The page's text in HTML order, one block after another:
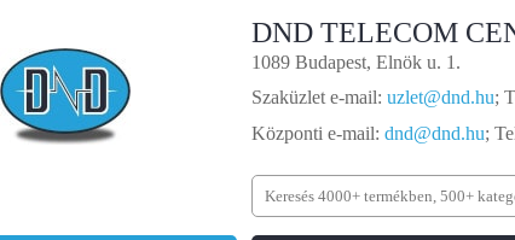
DND TELECOM
1089 Budapest, Elnök u. 1.
Szaküzlet e-mail: uzlet@dnd.hu;
Központi e-mail: dnd@dnd.hu;